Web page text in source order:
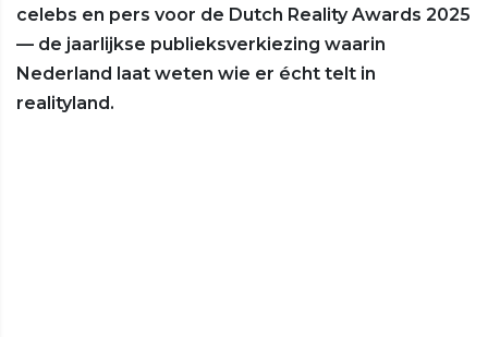
celebs en pers voor de Dutch Reality Awards 2025
— de jaarlijkse publieksverkiezing waarin
Nederland laat weten wie er écht telt in
realityland.